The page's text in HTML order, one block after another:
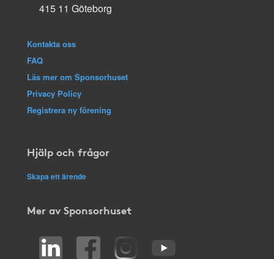
415 11 Göteborg
Kontakta oss
FAQ
Läs mer om Sponsorhuset
Privacy Policy
Registrera ny förening
Hjälp och frågor
Skapa ett ärende
Mer av Sponsorhuset